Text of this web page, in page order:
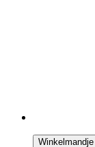
Winkelmandje